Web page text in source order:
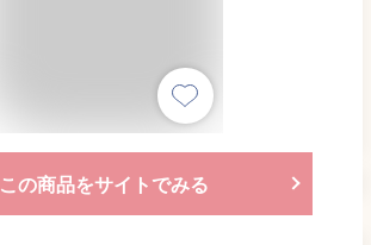
この商品をサイトでみる